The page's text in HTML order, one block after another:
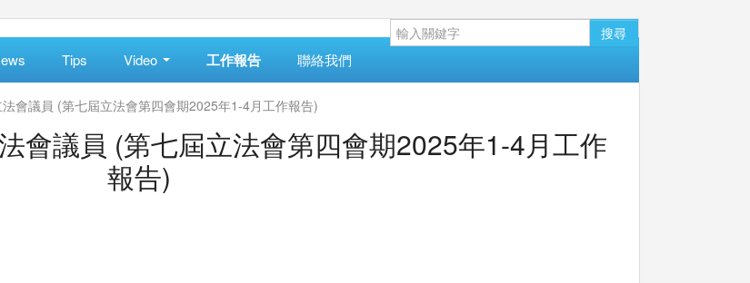
搜尋
Tips Video 工作報告 聯絡我們
會議員 (第七屆立法會第四會期2025年1-4月工作報告)
會議員 (第七屆立法會第四會期2025年1-4月工作
報告)